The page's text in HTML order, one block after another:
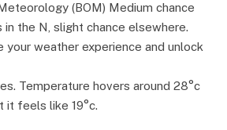
(BOM) Medium chance
the N, slight chance elsewhere.
your weather experience and unlock
Temperature hovers around 28°c
it feels like 19°c.